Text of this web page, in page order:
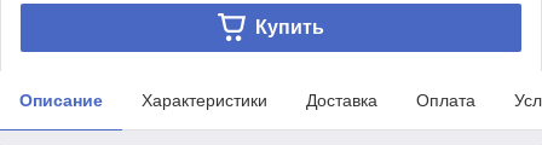
Купить
Описание Характеристики Доставка Оплата